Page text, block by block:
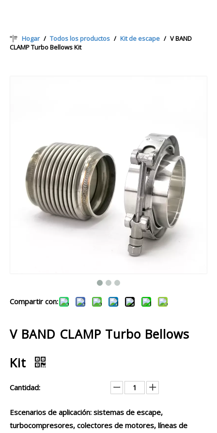
Hogar / Todos los productos / Kit de escape / V BAND
CLAMP Turbo Bellows Kit
Compartir con:
V BAND CLAMP Turbo Bellows
Kit
Cantidad:
Escenarios de aplicación: sistemas de escape,
turbocompresores, colectores de motores, líneas de